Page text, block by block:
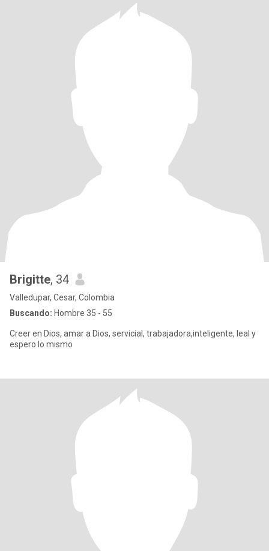
Brigitte, 34
Valledupar, Cesar, Colombia
Buscando: Hombre 35 - 55
Creer en Dios, amar a Dios, servicial, trabajadora,inteligente, leal y
espero lo mismo